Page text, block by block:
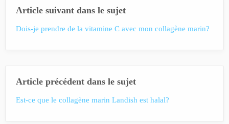
Article suivant dans le sujet
Dois-je prendre de la vitamine C avec mon collagène marin?
Article précédent dans le sujet
Est-ce que le collagène marin Landish est halal?